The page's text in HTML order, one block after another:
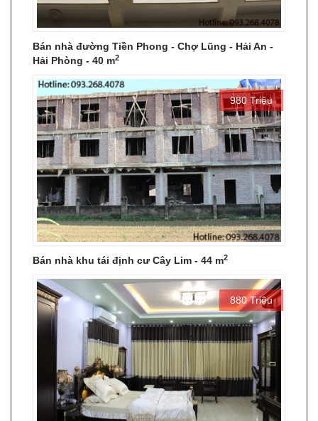
Bán nhà đường Tiền Phong - Chợ Lũng - Hải An -
Hải Phòng - 40 m2
980 Triệu
Bán nhà khu tái định cư Cây Lim - 44 m2
880 Triệu